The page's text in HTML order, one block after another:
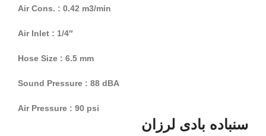
Air Cons. : 0.42 m3/min
Air Inlet : 1/4″
Hose Size : 6.5 mm
Sound Pressure : 88 dBA
Air Pressure : 90 psi
سنباده بادی لرزان